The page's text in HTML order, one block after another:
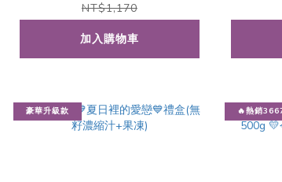
NT$1,170
加入購物車
豪華升級款 🔥熱銷